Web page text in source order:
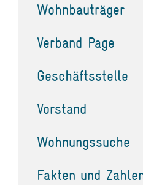
Wohnbauträger
Verband Page
Geschäftsstelle
Vorstand
Wohnungssuche
Fakten und